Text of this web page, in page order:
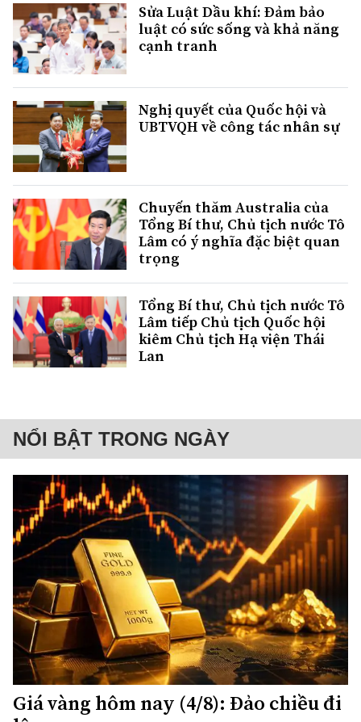
Sửa Luật Dầu khí: Đảm bảo
luật có sức sống và khả năng
cạnh tranh
Nghị quyết của Quốc hội và
UBTVQH về công tác nhân sự
Chuyến thăm Australia của
Tổng Bí thư, Chủ tịch nước Tô
Lâm có ý nghĩa đặc biệt quan
trọng
Tổng Bí thư, Chủ tịch nước Tô
Lâm tiếp Chủ tịch Quốc hội
kiêm Chủ tịch Hạ viện Thái
Lan
NỔI BẬT TRONG NGÀY
Giá vàng hôm nay (4/8): Đảo chiều đi